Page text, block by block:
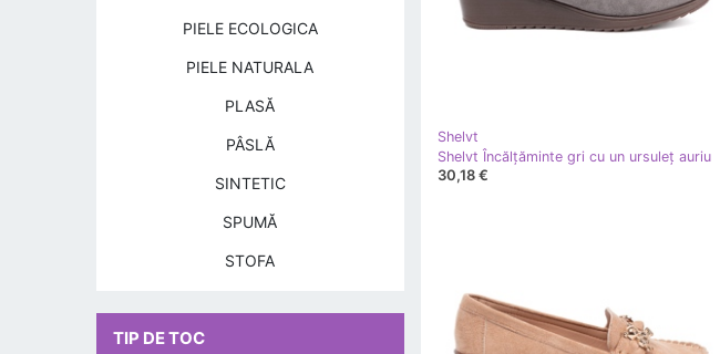
Shelvt
Shelvt Încălțăminte gri cu un ursuleț auriu
30,18 €
PIELE ECOLOGICA
PIELE NATURALA
PLASĂ
PÂSLĂ
SINTETIC
SPUMĂ
STOFA
TIP DE TOC